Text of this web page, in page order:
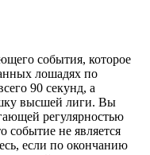
события, которое
лошадях по
90 секунд, а
высшей лиги. Вы
регулярностью
событие не является
если по окончанию